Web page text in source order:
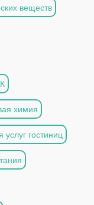
веществ
химия
гостиниц